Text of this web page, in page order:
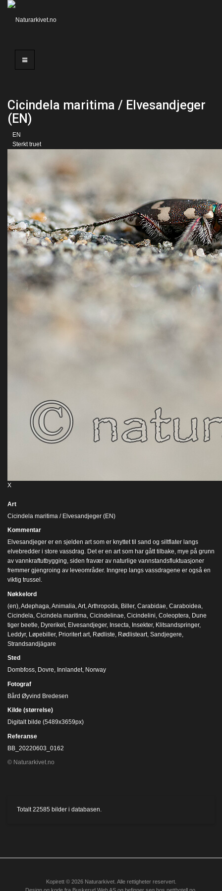
Cicindela maritima / Elvesandjeger
(EN)
EN
Sterkt truet
X
Art
Cicindela maritima / Elvesandjeger (EN)
Kommentar
Elvesandjeger er en sjelden art som er knyttet til sand og siltflater langs
elvebredder i store vassdrag. Det er en art som har gått tilbake, mye på grunn
av vannkraftutbygging, siden fravær av naturlige vannstandsfluktuasjoner
fremmer gjengroing av leveområder. Inngrep langs vassdragene er også en
viktig trussel.
Nøkkelord
(en) Adephaga Animalia Art Arthropoda Biller, Carabidae Caraboidea
Cicindela Cicindela maritima Cicindelinae Cicindelini Coleoptera Dune
tiger beetle Dyreriket Elvesandjeger, Insecta Insekter, Klitsandspringer,
Leddyr, Løpebiller, Prioritert art Rødliste Rødlisteart Sandjegere
Strandsandjägare
Sted
Dombfoss, Dovre, Innlandet, Norway
Fotograf
Bård Øyvind Bredesen
Kilde (størrelse)
Digitalt bilde (5489x3659px)
Referanse
BB_20220603_0162
© Naturarkivet.no
Totalt22585 bilder i databasen.
Kopirett © 2026 Naturarkivet. Alle rettigheter reservert.